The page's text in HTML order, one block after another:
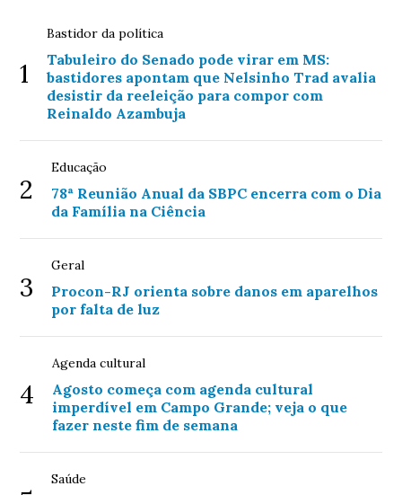
1
Bastidor da política
Tabuleiro do Senado pode virar em MS:
bastidores apontam que Nelsinho Trad avalia
desistir da reeleição para compor com
Reinaldo Azambuja
2
Educação
78ª Reunião Anual da SBPC encerra com o Dia
da Família na Ciência
3
Geral
Procon-RJ orienta sobre danos em aparelhos
por falta de luz
4
Agenda cultural
Agosto começa com agenda cultural
imperdível em Campo Grande; veja o que
fazer neste fim de semana
Saúde